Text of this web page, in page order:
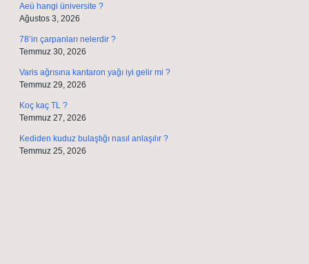
Aeü hangi üniversite ?
Ağustos 3, 2026
78’in çarpanları nelerdir ?
Temmuz 30, 2026
Varis ağrısına kantaron yağı iyi gelir mi ?
Temmuz 29, 2026
Koç kaç TL ?
Temmuz 27, 2026
Kediden kuduz bulaştığı nasıl anlaşılır ?
Temmuz 25, 2026